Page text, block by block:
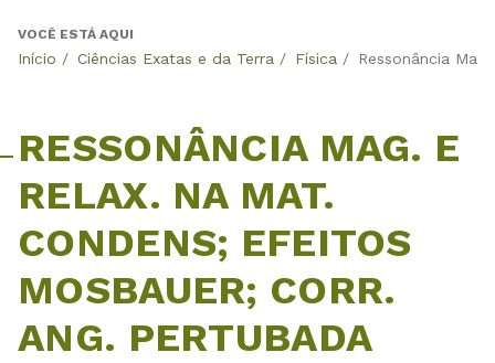
Back
VOCÊ ESTÁ AQUI
Início / Ciências Exatas e da Terra / Física / Ressonância
RESSONÂNCIA MAG. E
RELAX. NA MAT.
CONDENS; EFEITOS
MOSBAUER; CORR.
ANG. PERTUBADA